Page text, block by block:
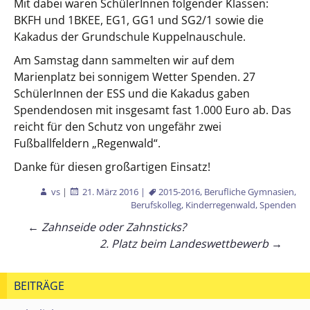
Mit dabei waren SchülerInnen folgender Klassen:
BKFH und 1BKEE, EG1, GG1 und SG2/1 sowie die
Kakadus der Grundschule Kuppelnauschule.
Am Samstag dann sammelten wir auf dem
Marienplatz bei sonnigem Wetter Spenden. 27
SchülerInnen der ESS und die Kakadus gaben
Spendendosen mit insgesamt fast 1.000 Euro ab. Das
reicht für den Schutz von ungefähr zwei
Fußballfeldern „Regenwald“.
Danke für diesen großartigen Einsatz!
vs | 21. März 2016 | 2015-2016, Berufliche Gymnasien,
Berufskolleg, Kinderregenwald,Spenden
Beitragsnavigation
← Zahnseide oder Zahnsticks?
2. Platz beim Landeswettbewerb →
BEITRÄGE